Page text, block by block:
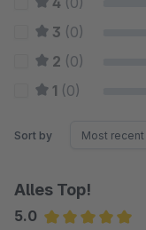
3 (0)
2 (0)
1 (0)
Sort by
Alles Top!
5.0